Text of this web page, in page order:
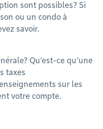
sont possibles? Si
ou un condo à
savoir.
Qu’est-ce qu’une
taxes
sur les
votre compte.